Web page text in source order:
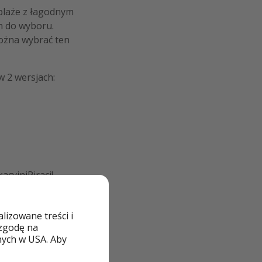
z łagodnym
do wyboru.
wybrać ten
2 wersjach:
treści i
na
w USA. Aby